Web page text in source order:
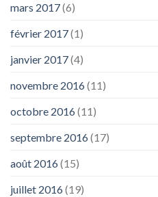
mars 2017(6)
février 2017(1)
janvier 2017(4)
novembre 2016(11)
octobre 2016(11)
septembre 2016(17)
août 2016(15)
juillet 2016(19)